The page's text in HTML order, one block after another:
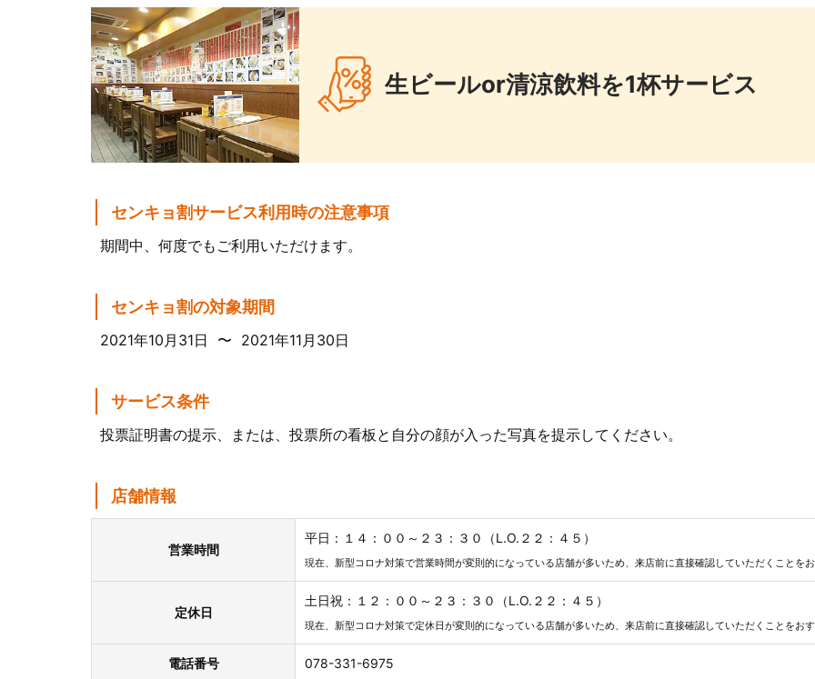
生ビールor清涼飲料を1杯サービス
センキョ割サービス利用時の注意事項
期間中、何度でもご利用いただけます。
センキョ割の対象期間
2021年10月31日 〜 2021年11月30日
サービス条件
投票証明書の提示、または、投票所の看板と自分の顔が入った写真を提示してください。
店舗情報
営業時間
平日：１４：００～２３：３０（L.O.２２：４５）
現在、新型コロナ対策で営業時間が変則的になっている店舗が多いため、来店前に直接確認していただくことを
定休日
土日祝：１２：００～２３：３０（L.O.２２：４５）
現在、新型コロナ対策で定休日が変則的になっている店舗が多いため、来店前に直接確認していただくことをお
電話番号 078-331-6975